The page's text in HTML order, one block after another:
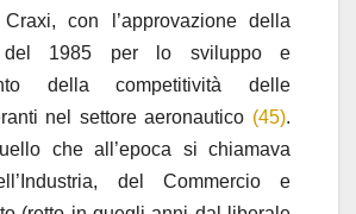
con l’approvazione della
del 1985 per lo sviluppo e
della competitività delle
nel settore aeronautico (45).
che all’epoca si chiamava
del Commercio e